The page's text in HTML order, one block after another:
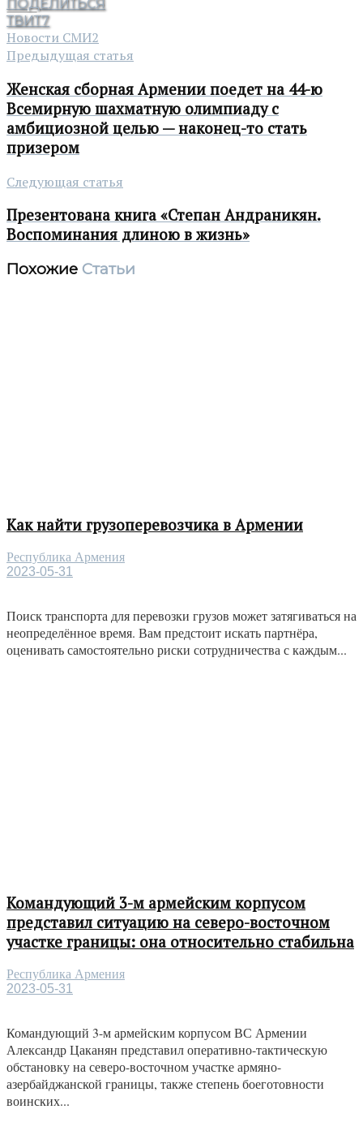
ПОДЕЛИТЬСЯ
ТВИТ7
Новости СМИ2
Предыдущая статья
Женская сборная Армении поедет на 44-ю
Всемирную шахматную олимпиаду с
амбициозной целью — наконец-то стать
призером
Следующая статья
Презентована книга «Степан Андраникян.
Воспоминания длиною в жизнь»
Похожие Статьи
Как найти грузоперевозчика в Армении
Республика Армения
2023-05-31
Поиск транспорта для перевозки грузов может затягиваться на
неопределённое время. Вам предстоит искать партнёра,
оценивать самостоятельно риски сотрудничества с каждым...
Командующий 3-м армейским корпусом
представил ситуацию на северо-восточном
участке границы: она относительно стабильна
Республика Армения
2023-05-31
Командующий 3-м армейским корпусом ВС Армении
Александр Цаканян представил оперативно-тактическую
обстановку на северо-восточном участке армяно-
азербайджанской границы, также степень боеготовности
воинских...